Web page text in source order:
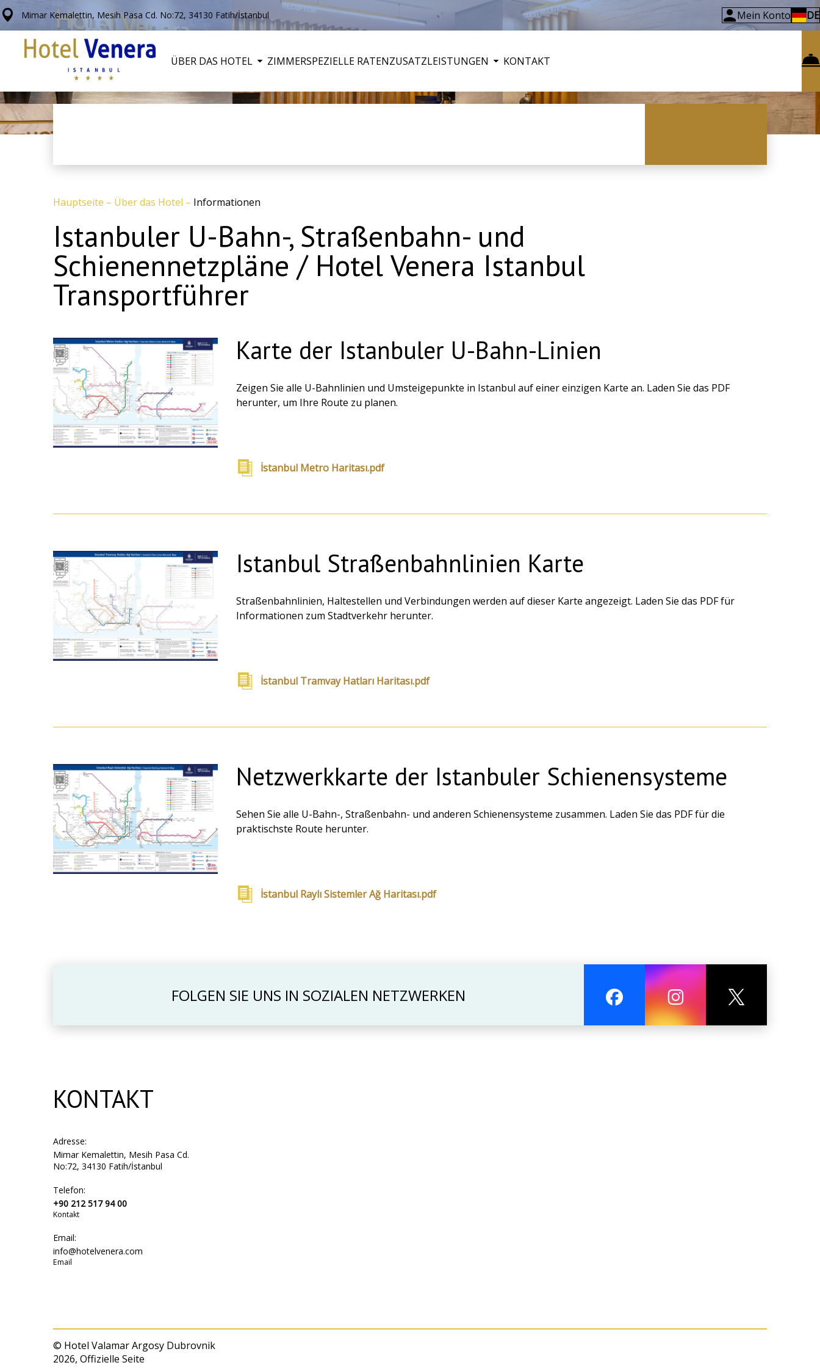
Mimar Kemalettin, Mesih Pasa Cd. No:72, 34130 Fatih/İstanbul Mein Konto DE
ÜBER DAS HOTEL ZIMMERSPEZIELLE RATENZUSATZLEISTUNGEN KONTAKT
Hauptseite – Über das Hotel – Informationen
Istanbuler U-Bahn-, Straßenbahn- und
Schienennetzpläne / Hotel Venera Istanbul
Transportführer
Karte der Istanbuler U-Bahn-Linien
Zeigen Sie alle U-Bahnlinien und Umsteigepunkte in Istanbul auf einer einzigen Karte an. Laden Sie das PDF
herunter, um Ihre Route zu planen.
İstanbul Metro Haritası.pdf
Istanbul Straßenbahnlinien Karte
Straßenbahnlinien, Haltestellen und Verbindungen werden auf dieser Karte angezeigt. Laden Sie das PDF für
Informationen zum Stadtverkehr herunter.
İstanbul Tramvay Hatları Haritası.pdf
Netzwerkkarte der Istanbuler Schienensysteme
Sehen Sie alle U-Bahn-, Straßenbahn- und anderen Schienensysteme zusammen. Laden Sie das PDF für die
praktischste Route herunter.
İstanbul Raylı Sistemler Ağ Haritası.pdf
FOLGEN SIE UNS IN SOZIALEN NETZWERKEN
KONTAKT
Adresse:
Mimar Kemalettin, Mesih Pasa Cd.
No:72, 34130 Fatih/İstanbul
Telefon:
+90 212 517 94 00
Kontakt
Email:
info@hotelvenera.com
Email
© Hotel Valamar Argosy Dubrovnik
2026, Offizielle Seite